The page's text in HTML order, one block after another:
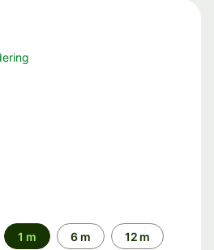
1 m 6 m 12 m